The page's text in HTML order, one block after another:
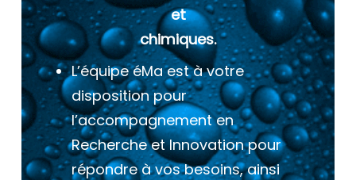
et
chimiques.
L’équipe éMa est à votre
disposition pour
l’accompagnement en
Recherche et Innovation pour
répondre à vos besoins, ainsi